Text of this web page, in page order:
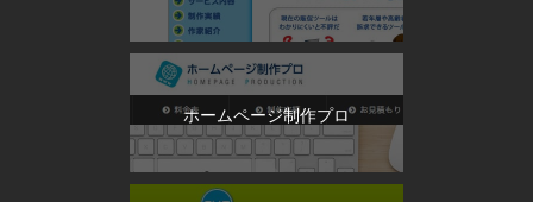
ホームページ制作プロ